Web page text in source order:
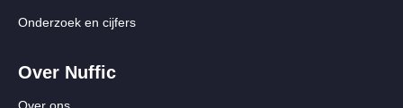
Onderzoek en cijfers
Over Nuffic
Over ons